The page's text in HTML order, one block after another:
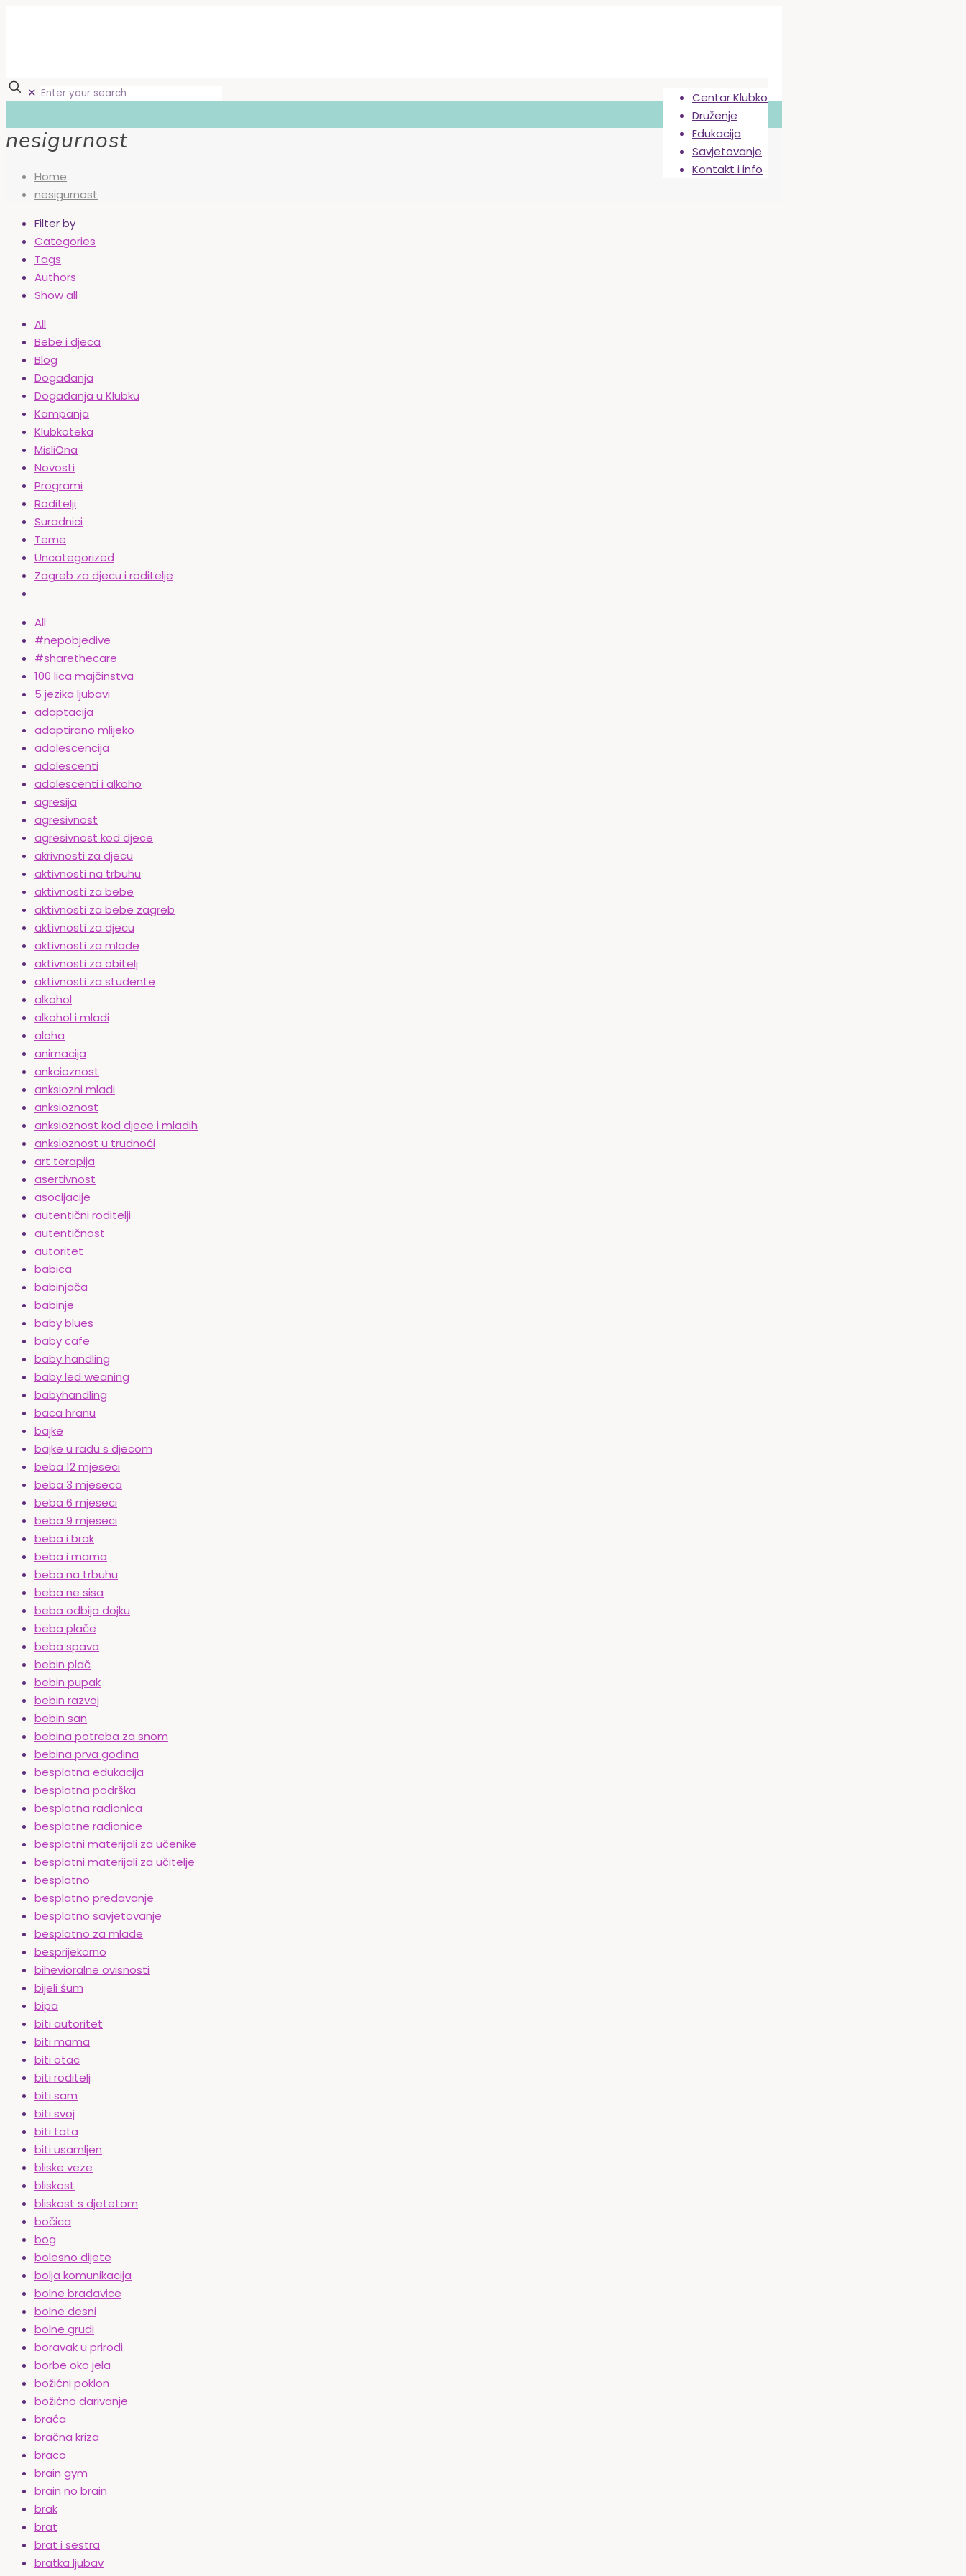
Centar Klubko
Druženje
Edukacija
Savjetovanje
Kontakt i info
✕
nesigurnost
Home
nesigurnost
Filter by
Categories
Tags
Authors
Show all
All
Bebe i djeca
Blog
Događanja
Događanja u Klubku
Kampanja
Klubkoteka
MisliOna
Novosti
Programi
Roditelji
Suradnici
Teme
Uncategorized
Zagreb za djecu i roditelje
All
#nepobjedive
#sharethecare
100 lica majčinstva
5 jezika ljubavi
adaptacija
adaptirano mlijeko
adolescencija
adolescenti
adolescenti i alkoho
agresija
agresivnost
agresivnost kod djece
akrivnosti za djecu
aktivnosti na trbuhu
aktivnosti za bebe
aktivnosti za bebe zagreb
aktivnosti za djecu
aktivnosti za mlade
aktivnosti za obitelj
aktivnosti za studente
alkohol
alkohol i mladi
aloha
animacija
ankcioznost
anksiozni mladi
anksioznost
anksioznost kod djece i mladih
anksioznost u trudnoći
art terapija
asertivnost
asocijacije
autentični roditelji
autentičnost
autoritet
babica
babinjača
babinje
baby blues
baby cafe
baby handling
baby led weaning
babyhandling
baca hranu
bajke
bajke u radu s djecom
beba 12 mjeseci
beba 3 mjeseca
beba 6 mjeseci
beba 9 mjeseci
beba i brak
beba i mama
beba na trbuhu
beba ne sisa
beba odbija dojku
beba plače
beba spava
bebin plač
bebin pupak
bebin razvoj
bebin san
bebina potreba za snom
bebina prva godina
besplatna edukacija
besplatna podrška
besplatna radionica
besplatne radionice
besplatni materijali za učenike
besplatni materijali za učitelje
besplatno
besplatno predavanje
besplatno savjetovanje
besplatno za mlade
besprijekorno
bihevioralne ovisnosti
bijeli šum
bipa
biti autoritet
biti mama
biti otac
biti roditelj
biti sam
biti svoj
biti tata
biti usamljen
bliske veze
bliskost
bliskost s djetetom
bočica
bog
bolesno dijete
bolja komunikacija
bolne bradavice
bolne desni
bolne grudi
boravak u prirodi
borbe oko jela
božićni poklon
božićno darivanje
braća
bračna kriza
braco
brain gym
brain no brain
brak
brat
brat i sestra
bratka ljubav